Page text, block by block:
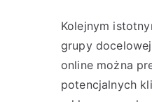
Kolejnym
grupy
online można
potencjalnych